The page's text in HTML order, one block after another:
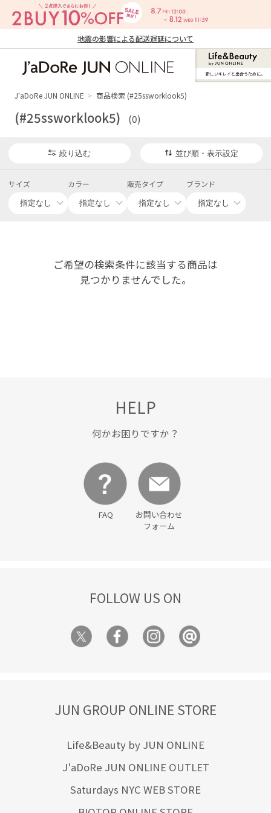
地震の影響による配送遅延について
ン オンライン）
新しいキレイと出合うために。
J'aDoRe JUN ONLINE 商品検索 (#25ssworklook5)
(#25ssworklook5) (0)
絞り込む 並び順・表示設定
サイズ カラー 販売タイプ ブランド
ご希望の検索条件に該当する商品は
見つかりませんでした。
HELP
何かお困りですか？
FAQ
お問い合わせ
フォーム
FOLLOW US ON
JUN GROUP ONLINE STORE
Life&Beauty by JUN ONLINE
J'aDoRe JUN ONLINE OUTLET
Saturdays NYC WEB STORE